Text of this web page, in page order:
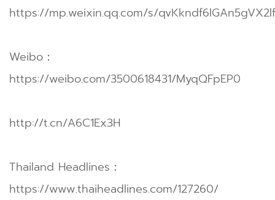
https://mp.weixin.qq.com/s/
Weibo：
https://weibo.com/3500618431/MyqQFpEP0
http://t.cn/A6C1Ex3H
Thailand Headlines：
https://www.thaiheadlines.com/127260/